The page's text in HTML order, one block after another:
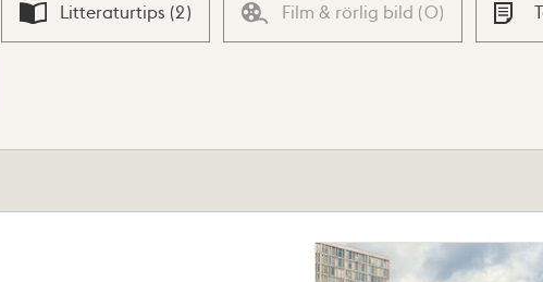
Litteraturtips (2) Film & rörlig bild (0)